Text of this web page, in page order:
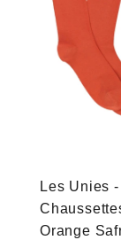
Les Unies -
Orange